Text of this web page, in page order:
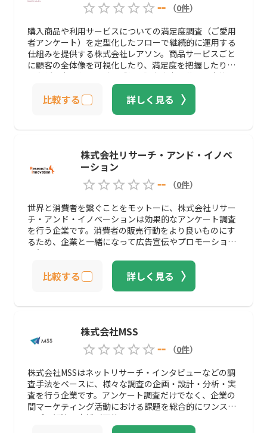
--
（0件）
購入商品や利用サービスについての満足度調査（ご愛用
者アンケート）を定型化したフローで継続的に運用する
仕組みを提供する株式会社レアソン。商品サービスごと
に顧客の全体像を可視化したり、満足度を把握したりす
るなど、商品やサービスごとに調査内容を分けて実施し
ます。アンケート調査の設問項目の一部設問は共通項目
のため、結果を商品やサービス間での比較が可能です。
結果をもとに顧客の特性や評価の違いを明らかにするこ
でしょう。
比較する 詳しく見る
株式会社リサーチ・アンド・イノベ
ーション
--
（0件）
世界と消費者を繋ぐことをモットーに、株式会社リサー
チ・アンド・イノベーションは効果的なアンケート調査
を行う企業です。消費者の販売行動をより良いものにす
るため、企業と一緒になって広告宣伝やプロモーション
を行います。
比較する 詳しく見る
株式会社MSS
--
（0件）
株式会社MSSはネットリサーチ・インタビューなどの調
査手法をベースに、様々な調査の企画・設計・分析・実
査を行う企業です。アンケート調査だけでなく、企業の
間マーケティング活動における課題を総合的にワンスト
ップで解決・支援が可能です。